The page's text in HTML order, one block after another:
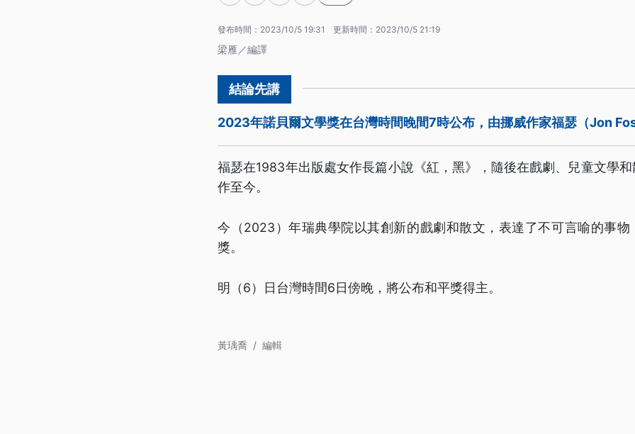
發布時間： 2023/10/5 19:31 更新時間： 2023/10/5 21:19
梁雁／編譯
2023年諾貝爾文學獎在台灣時間晚間7時公布，由挪威作家福瑟（Jon
福瑟在1983年出版處女作長篇小說《紅，黑》，隨後在戲劇、兒童文學
作至今。
今（2023）年瑞典學院以其創新的戲劇和散文，表達了不可言喻的事物
獎。
明（6）日台灣時間6日傍晚，將公布和平獎得主。
黃瑀喬 / 編輯